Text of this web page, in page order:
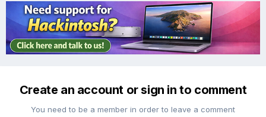
Create an account or sign in to comment
You need to be a member in order to leave a comment